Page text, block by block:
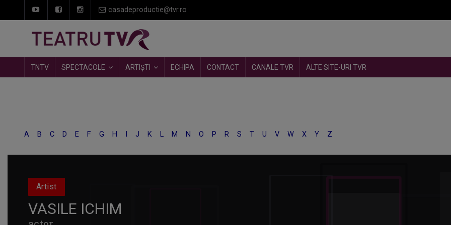
casadeproductie@tvr.ro
TNTV SPECTACOLE ARTIȘTI ECHIPA CONTACT CANALE TVR ALTE SITE-URI TVR
A B C D E F G H J K L M N O P R S T U V W X Y Z
Artist
VASILE ICHIM